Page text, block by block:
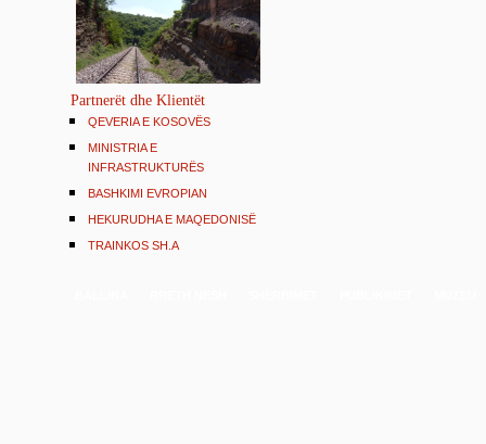
Partnerët dhe Klientët
QEVERIA E KOSOVËS
MINISTRIA E
INFRASTRUKTURËS
BASHKIMI EVROPIAN
HEKURUDHA E MAQEDONISË
TRAINKOS SH.A